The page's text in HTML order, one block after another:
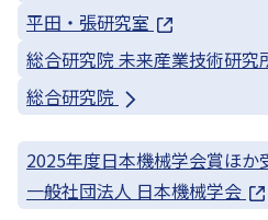
平田・張研究室
総合研究院 未来産業技術研究
総合研究院
2025年度日本機械学会賞ほ
一般社団法人 日本機械学会